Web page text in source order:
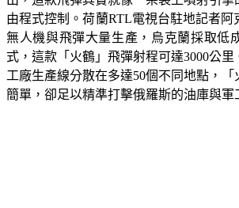
由程式控制。荷蘭RTL電視台駐地記者阿
無人機與飛彈大量生產，烏克蘭採取低
式，這款「火鶴」飛彈射程可達3000公
工廠生產線分散在多達50個不同地點，
簡單，卻足以精準打擊俄羅斯的油庫與軍